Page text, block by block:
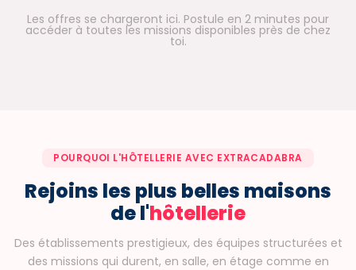
Les offres se chargeront ici. Postule en 2 minutes pour
accéder à toutes les missions disponibles près de chez
toi.
POURQUOI L'HÔTELLERIE AVEC EXTRACADABRA
Rejoins les plus belles maisons
de l'hôtellerie
Des établissements prestigieux, des équipes structurées et
des missions qui durent, en salle, en étage comme en